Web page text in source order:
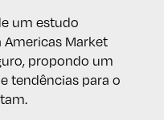
um estudo
Market
propondo um
tendências para o